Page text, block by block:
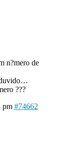
n?mero de
duvido…
???
pm #74662